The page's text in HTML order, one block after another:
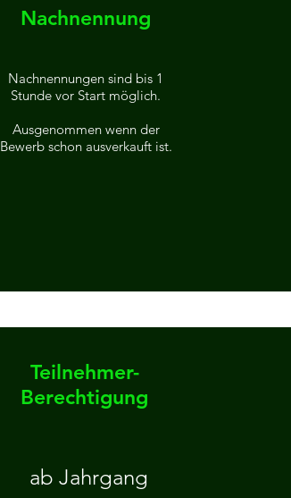
Nachnennung
Nachnennungen sind bis 1
Stunde vor Start möglich.
Ausgenommen wenn der
Bewerb schon ausverkauft ist.
Teilnehmer-
Berechtigung
ab Jahrgang